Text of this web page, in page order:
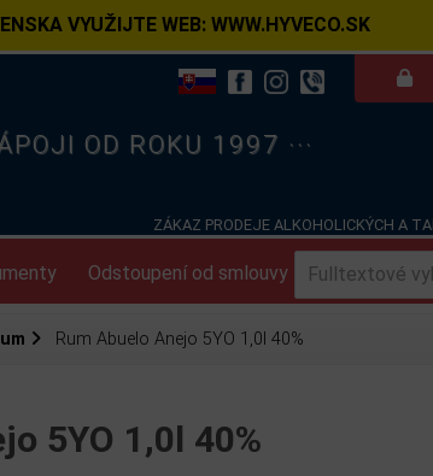
VYUŽIJTE WEB: WWW.HYVECO.SK
OD ROKU 1997 ···
ZÁKAZ PRODEJE ALKOHOLICKÝCH A
Odstoupení od smlouvy Kontakt
Rum Abuelo Anejo 5YO 1,0l 40%
5YO 1,0l 40%